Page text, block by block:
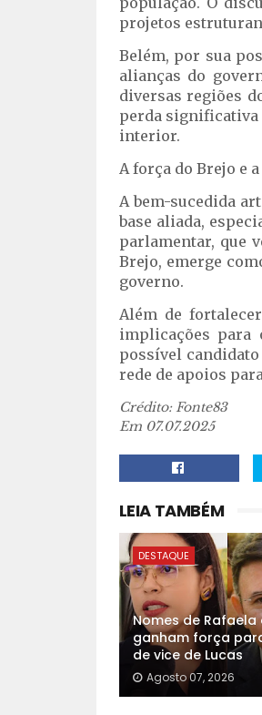
projetos
Belém, por sua
alianças do
diversas regiões
perda significativa
interior.
A força do Brejo e
A bem-sucedida
base aliada,
parlamentar, que
Brejo, emerge
governo.
Além de
implicações para
possível candidato
rede de apoios
Crédito: Fonte83
Em 07.07.2025
LEIA TAMBÉM
DESTAQUE
Nomes de Rafaela
ganham força
de vice de Lucas
Agosto 07, 2026